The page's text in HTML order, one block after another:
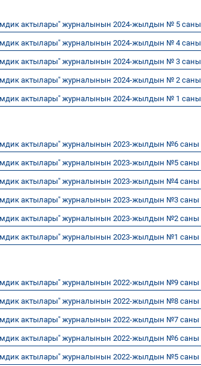
актылары" журналынын 2024-жылдын № 5 саны
актылары" журналынын 2024-жылдын № 4 саны
актылары" журналынын 2024-жылдын № 3 саны
актылары" журналынын 2024-жылдын № 2 саны
актылары" журналынын 2024-жылдын № 1 саны
актылары" журналынын 2023-жылдын №6 саны
актылары" журналынын 2023-жылдын №5 саны
актылары" журналынын 2023-жылдын №4 саны
актылары" журналынын 2023-жылдын №3 саны
актылары" журналынын 2023-жылдын №2 саны
актылары" журналынын 2023-жылдын №1 саны
актылары" журналынын 2022-жылдын №9 саны
актылары" журналынын 2022-жылдын №8 саны
актылары" журналынын 2022-жылдын №7 саны
актылары" журналынын 2022-жылдын №6 саны
актылары" журналынын 2022-жылдын №5 саны